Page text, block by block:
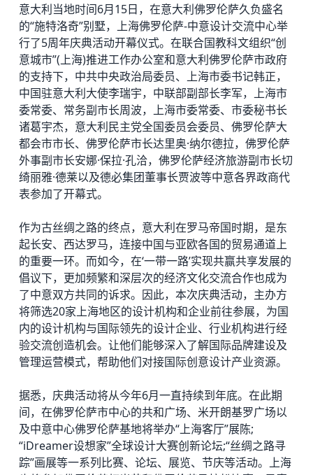
意大利当地时间6月15日，在意大利佛罗伦萨久负盛名
的“施特洛奇”别墅，上海佛罗伦萨-中意设计交流中心举
行了5周年庆典活动开幕仪式。在联合国教科文组织“创
意城市”(上海)推进工作办公室和意大利佛罗伦萨市政府
的支持下，中共中央政治局委员、上海市委书记韩正，
中国驻意大利大使李瑞宇，中联部副部长李军，上海市
委常委、常务副市长周波，上海市委常委、市委秘书长
诸葛宇杰，意大利民主党全国委员会委员、佛罗伦萨大
都会市市长、佛罗伦萨市长达里奥·纳尔德拉，佛罗伦萨
外事副市长安娜·保拉·孔洽，佛罗伦萨经济旅游副市长切
绮丽雅·德莱以及德必集团董事长贾波等中意各界政商代
表参加了开幕式。
作为古丝绸之路的终点，意大利在罗马帝国时期，是东
起长安、西达罗马，连接中国与亚欧各国的贸易通道上
的重要一环。而如今，在‘一带一路’实现共赢共享发展的
倡议下，更加频繁和深层次的经济文化交流合作也成为
了中意双方共同的诉求。因此，本次庆典活动，主办方
将筛选20家上海地区的设计机构和企业前往参展，为国
内的设计机构与国际领先的设计企业、行业机构进行经
验交流创造机会。让他们能够深入了解国际品牌建设及
管理运营模式，帮助他们对接国际创意设计产业资源。
据悉，庆典活动将从今年6月一直持续到年底。在此期
间，在佛罗伦萨市中心的共和广场、米开朗基罗广场以
及中意中心佛罗伦萨基地将举办“上海客厅”展陈;
“iDreamer设想家”全球设计大赛创新论坛;“丝绸之路寻
踪”画展等一系列比赛、论坛、展览、节庆等活动。上海